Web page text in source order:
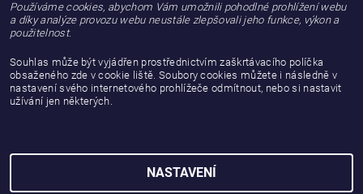
Přidat hodnocení
Používáme cookies, abychom Vám umožnili pohodlné prohlížení webu
a díky analýze provozu webu neustále zlepšovali jeho funkce, výkon a
použitelnost.
Souhlas může být vyjádřen prostřednictvím zaškrtávacího políčka
obsaženého zde v cookie liště. Soubory cookies můžete i následně v
nastavení svého internetového prohlížeče odmítnout, nebo si nastavit
užívání jen některých.
NASTAVENÍ